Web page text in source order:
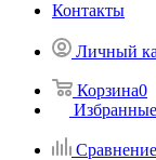
Контакты
Личный
Корзина0